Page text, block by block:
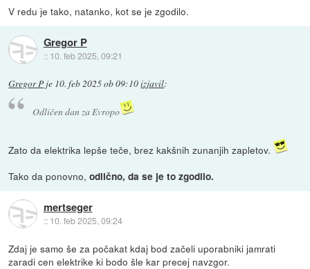
V redu je tako, natanko, kot se je zgodilo.
Gregor P
:: 10. feb 2025, 09:21
Gregor P je 10. feb 2025 ob 09:10izjavil:
Odličen dan za Evropo
Zato da elektrika lepše teče, brez kakšnih zunanjih zapletov.
Tako da ponovno,odlično, da se je to zgodilo.
mertseger
:: 10. feb 2025, 09:24
Zdaj je samo še za počakat kdaj bod začeli uporabniki jamrati
zaradi cen elektrike ki bodo šle kar precej navzgor.